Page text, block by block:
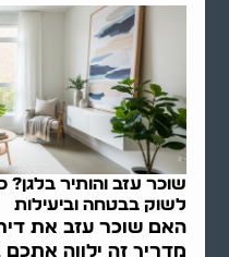
שוכר עזב והותיר
לשוק בבטחה וביעילות
האם שוכר עזב את
מדריך זה ילווה אתכם